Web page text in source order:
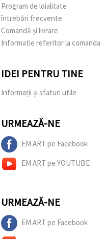
Program de loialitate
întrebări frecvente
Comandă și livrare
Informatie referitor la comanda
IDEI PENTRU TINE
Informații și sfaturi utile
URMEAZĂ-NE
EM ART pe Facebook
EM ART pe YOUTUBE
URMEAZĂ-NE
EM ART pe Facebook